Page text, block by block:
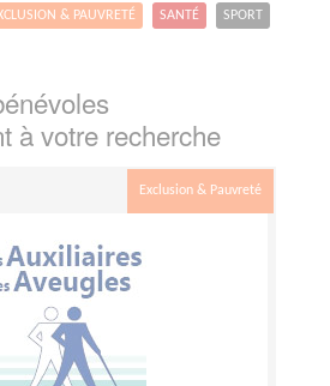
& PAUVRETÉ SANTÉ SPORT
à votre recherche
Exclusion & Pauvreté